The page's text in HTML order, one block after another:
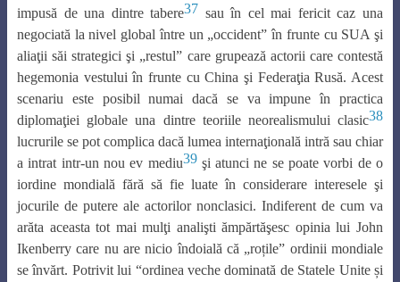
impusă de una dintre tabere37 sau în cel mai fericit caz una
negociată la nivel global între un „occident” în frunte cu SUA şi
aliaţii săi strategici şi „restul” care grupează actorii care contestă
hegemonia vestului în frunte cu China şi Federaţia Rusă. Acest
scenariu este posibil numai dacă se va impune în practica
diplomaţiei globale una dintre teoriile neorealismului clasic38
lucrurile se pot complica dacă lumea internaţională intră sau chiar
a intrat intr-un nou ev mediu39şi atunci ne se poate vorbi de o
iordine mondială fără să fie luate în considerare interesele şi
jocurile de putere ale actorilor nonclasici. Indiferent de cum va
arăta aceasta tot mai mulţi analişti ămpărtăşesc opinia lui John
Ikenberry care nu are nicio îndoială că „roțile” ordinii mondiale
se învărt. Potrivit lui “ordinea veche dominată de Statele Unite și